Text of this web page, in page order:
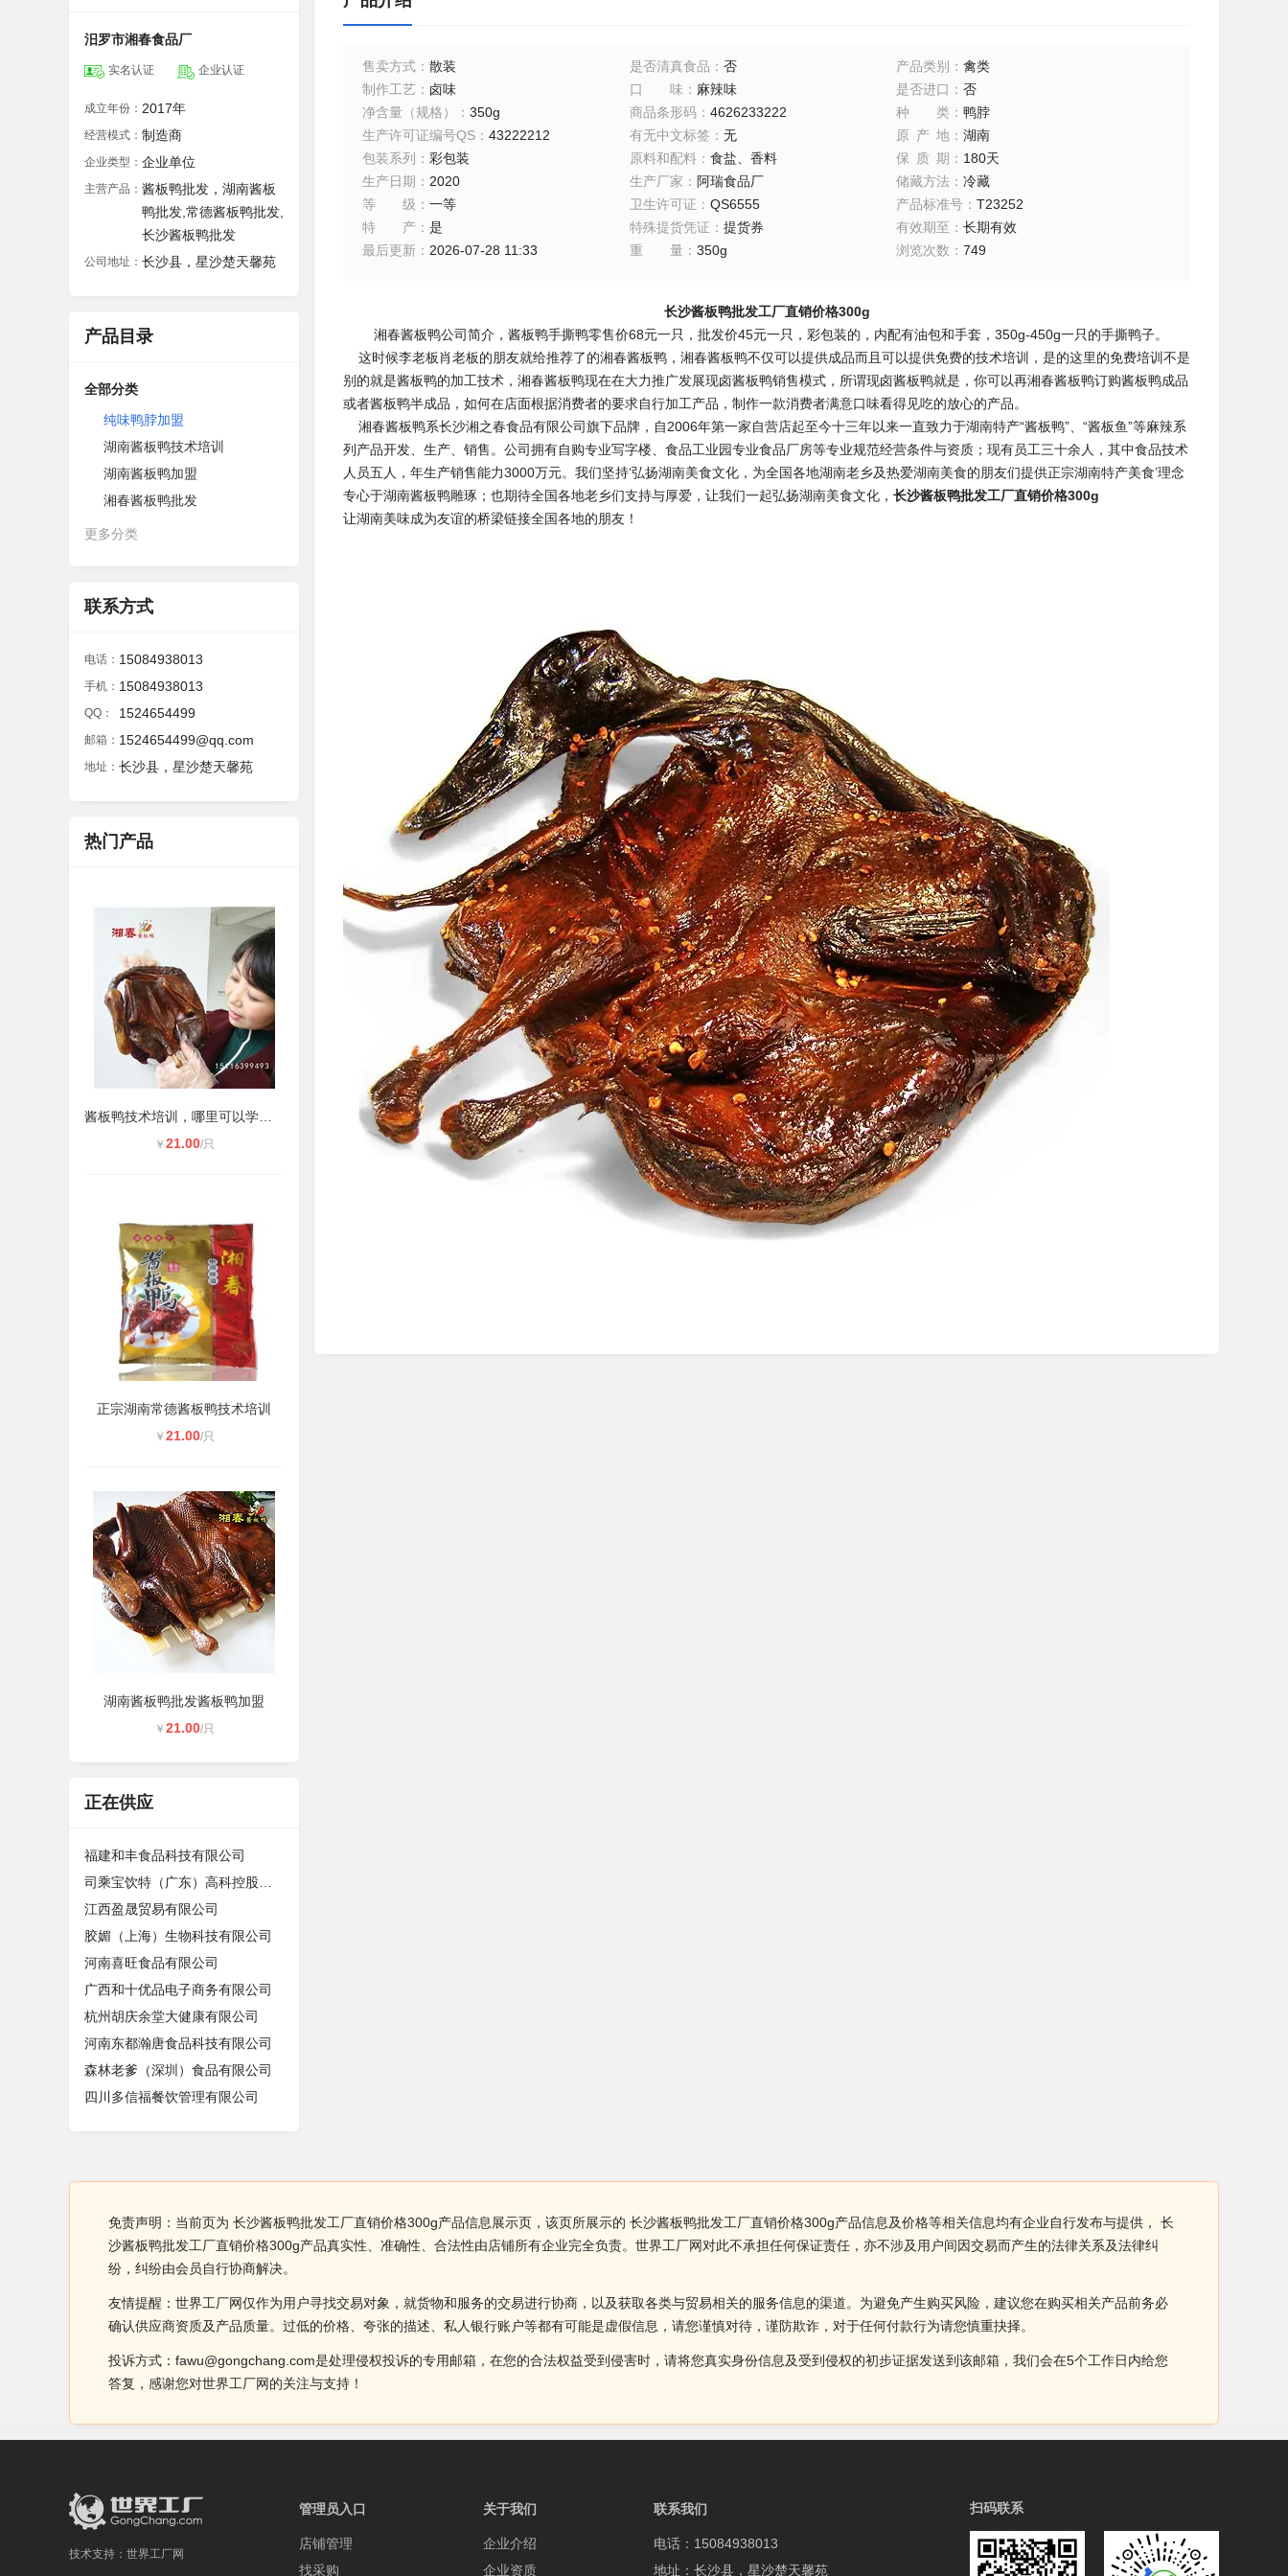
汨罗市湘春食品厂
实名认证 企业认证
成立年份： 2017年
经营模式： 制造商
企业类型： 企业单位
主营产品： 酱板鸭批发，湖南酱板
鸭批发,常德酱板鸭批发,
长沙酱板鸭批发
公司地址： 长沙县，星沙楚天馨苑
产品目录
全部分类
纯味鸭脖加盟
湖南酱板鸭技术培训
湖南酱板鸭加盟
湘春酱板鸭批发
更多分类
联系方式
电话： 15084938013
手机： 15084938013
QQ： 1524654499
邮箱： 1524654499@qq.com
地址： 长沙县，星沙楚天馨苑
热门产品
￥ 21.00/只
正宗湖南常德酱板鸭技术培训
￥ 21.00/只
湖南酱板鸭批发酱板鸭加盟
￥ 21.00/只
正在供应
福建和丰食品科技有限公司
江西盈晟贸易有限公司
胶媚（上海）生物科技有限公司
河南喜旺食品有限公司
广西和十优品电子商务有限公司
杭州胡庆余堂大健康有限公司
河南东都瀚唐食品科技有限公司
森林老爹（深圳）食品有限公司
四川多信福餐饮管理有限公司
售卖方式 ： 散装 是否清真食品 ： 否 产品类别 ：禽类
制作工艺 ： 卤味 口味 ： 麻辣味 是否进口 ：否
净含量（规格）
： 350g 商品条形码： 4626233222 种类 ：鸭脖
生产许可证编号QS ： 43222212 有无中文标签 ： 无 原产地 ：湖南
包装系列
： 彩包装 原料和配料： 食盐、香料 保质期 ： 180天
生产日期 ： 2020 生产厂家 ： 阿瑞食品厂 储藏方法 ：冷藏
等级 ： 一等 卫生许可证 ： QS6555 产品标准号 ：T23252
特产 ： 是 特殊提货凭证 ： 提货券 有效期至 ：长期有效
最后更新 ： 2026-07-28 11:33 重量： 350g 浏览次数 ：749
长沙酱板鸭批发工厂直销价格300g
湘春酱板鸭公司简介，酱板鸭手撕鸭零售价68元一只，批发价45元一只，彩包装的，内配有油包和手套，350g-450g一只的手撕鸭子。
这时候李老板肖老板的朋友就给推荐了的湘春酱板鸭，湘春酱板鸭不仅可以提供成品而且可以提供免费的技术培训，是的这里的免费培训不是
别的就是酱板鸭的加工技术，湘春酱板鸭现在在大力推广发展现卤酱板鸭销售模式，所谓现卤酱板鸭就是，你可以再湘春酱板鸭订购酱板鸭成品
或者酱板鸭半成品，如何在店面根据消费者的要求自行加工产品，制作一款消费者满意口味看得见吃的放心的产品。
湘春酱板鸭系长沙湘之春食品有限公司旗下品牌，自2006年第一家自营店起至今十三年以来一直致力于湖南特产“酱板鸭”、“酱板鱼”等麻辣系
列产品开发、生产、销售。公司拥有自购专业写字楼、食品工业园专业食品厂房等专业规范经营条件与资质；现有员工三十余人，其中食品技术
人员五人，年生产销售能力3000万元。我们坚持‘弘扬湖南美食文化，为全国各地湖南老乡及热爱湖南美食的朋友们提供正宗湖南特产美食’理念
专心于湖南酱板鸭雕琢；也期待全国各地老乡们支持与厚爱，让我们一起弘扬湖南美食文化， 长沙酱板鸭批发工厂直销价格300g
让湖南美味成为友谊的桥梁链接全国各地的朋友！
免责声明：当前页为 长沙酱板鸭批发工厂直销价格300g产品信息展示页，该页所展示的 长沙酱板鸭批发工厂直销价格300g产品信息及价格等相关信息均有企业自行发布与提供， 长
沙酱板鸭批发工厂直销价格300g产品真实性、准确性、合法性由店铺所有企业完全负责。世界工厂网对此不承担任何保证责任，亦不涉及用户间因交易而产生的法律关系及法律纠
纷，纠纷由会员自行协商解决。
友情提醒：世界工厂网仅作为用户寻找交易对象，就货物和服务的交易进行协商，以及获取各类与贸易相关的服务信息的渠道。为避免产生购买风险，建议您在购买相关产品前务必
确认供应商资质及产品质量。过低的价格、夸张的描述、私人银行账户等都有可能是虚假信息，请您谨慎对待，谨防欺诈，对于任何付款行为请您慎重抉择。
投诉方式：fawu@gongchang.com是处理侵权投诉的专用邮箱，在您的合法权益受到侵害时，请将您真实身份信息及受到侵权的初步证据发送到该邮箱，我们会在5个工作日内给您
答复，感谢您对世界工厂网的关注与支持！
技术支持： 世界工厂网
管理员入口
店铺管理
找采购
关于我们
企业介绍
企业资质
联系我们
电话：15084938013
地址：长沙县，星沙楚天馨苑
扫码联系